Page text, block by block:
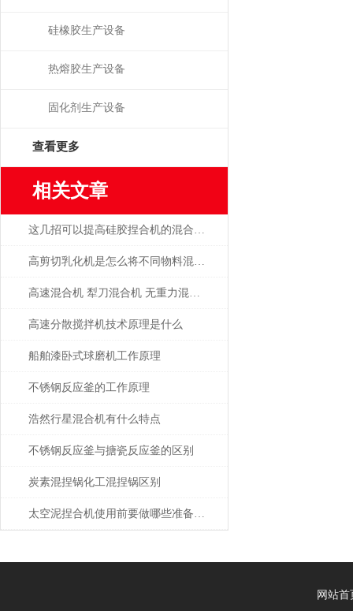
硅橡胶生产设备
热熔胶生产设备
固化剂生产设备
查看更多
相关文章
这几招可以提高硅胶捏合机的混合性能
高剪切乳化机是怎么将不同物料混合在一起的？
高速混合机 犁刀混合机 无重力混合机的工作原理
高速分散搅拌机技术原理是什么
船舶漆卧式球磨机工作原理
不锈钢反应釜的工作原理
浩然行星混合机有什么特点
不锈钢反应釜与搪瓷反应釜的区别
炭素混捏锅化工混捏锅区别
太空泥捏合机使用前要做哪些准备工作？
网站首